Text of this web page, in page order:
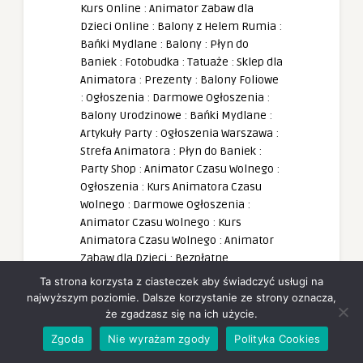
Kurs Online : Animator Zabaw dla
Dzieci Online : Balony z Helem Rumia :
Bańki Mydlane : Balony : Płyn do
Baniek : Fotobudka : Tatuaże : Sklep dla
Animatora : Prezenty : Balony Foliowe
: Ogłoszenia : Darmowe Ogłoszenia :
Balony Urodzinowe : Bańki Mydlane :
Artykuły Party : Ogłoszenia Warszawa :
Strefa Animatora : Płyn do Baniek :
Party Shop : Animator Czasu Wolnego :
Ogłoszenia : Kurs Animatora Czasu
Wolnego : Darmowe Ogłoszenia :
Animator Czasu Wolnego : Kurs
Animatora Czasu Wolnego : Animator
Zabaw dla Dzieci:Bezpłatne
Ogłoszenia
Party
Kurs Animatora
Zabaw dla Dzieci: Animator Seniora:
Party Sklep:Kurs Animatora Seniora
Sklep Party:Tatuaże dla Dzieci:
Tatuaże Brokatowe:Ogłoszenia:
Ta strona korzysta z ciasteczek aby świadczyć usługi na
najwyższym poziomie. Dalsze korzystanie ze strony oznacza,
że zgadzasz się na ich użycie.
Zgoda
Nie wyrażam zgody Polityka Cookies